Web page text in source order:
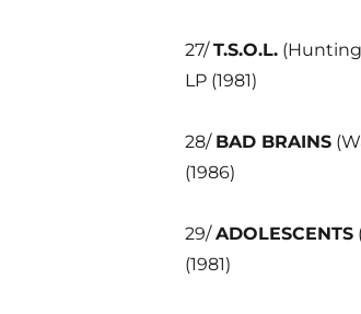
27/T.S.O.L.
LP (1981)
28/ BAD BRAINS
(1986)
29/ADOLESCENTS
(1981)